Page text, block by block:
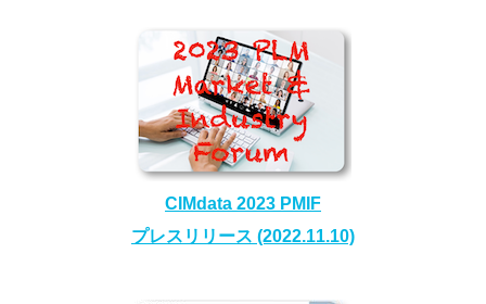
CIMdata 2023 PMIF
プレスリリース (2022.11.10)